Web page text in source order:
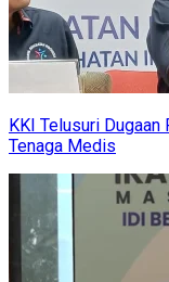
KKI Telusuri
Tenaga Medis